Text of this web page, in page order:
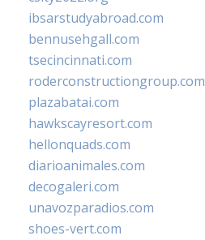
ibsarstudyabroad.com
bennusehgall.com
tsecincinnati.com
roderconstructiongroup.com
plazabatai.com
hawkscayresort.com
hellonquads.com
diarioanimales.com
decogaleri.com
unavozparadios.com
shoes-vert.com